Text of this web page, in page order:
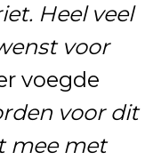
Heel veel
voor
voegde
voor dit
mee met